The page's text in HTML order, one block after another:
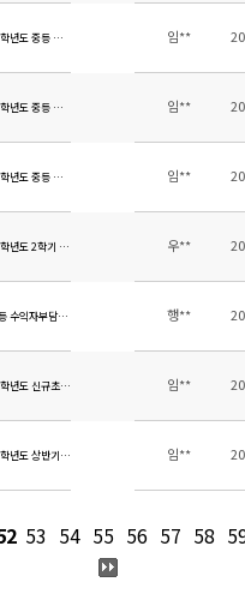
년도 중등 중국어과 교재목록 임**
년도 중등 영어과 교재목록 임**
년도 중등 교과서목록 임**
년도 2학기 중등 현장체험학습 만족도 조사 실시 결과 및
우**
수익자부담경비 납부 관련 안내 행**
년도 신규초빙교원 추가선발 공고 임**
년도 상반기 교원채용 결과 임**
53 54 55 56 57 58